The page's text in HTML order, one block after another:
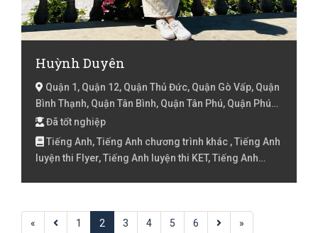
Huỳnh Duyên
Quận 1, Quận 12, Quận Thủ Đức, Quận Gò Vấp, Quận
Bình Thạnh, Quận Tân Bình, Quận Tân Phú, Quận Phú
Nhuận, Quận 2, Quận 3, Quận 10, Quận 11, Quận Bình
Tân, Quận 7, Hồ Chí Minh
Đã tốt nghiệp
Tiếng Anh, Tiếng Anh chương trình khác , Tiếng Anh
luyện thi Flyer, Tiếng Anh luyện thi KET, Tiếng Anh
«
1 2 3 4 5 6 »